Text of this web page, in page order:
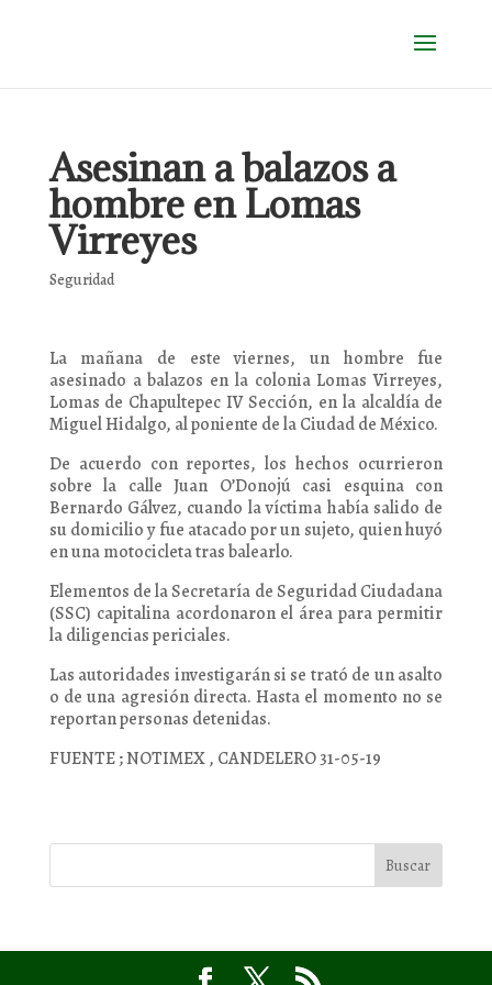
Asesinan a balazos a
hombre en Lomas
Virreyes
Seguridad
La mañana de este viernes, un hombre fue
asesinado a balazos en la colonia Lomas Virreyes,
Lomas de Chapultepec IV Sección, en la alcaldía de
Miguel Hidalgo, al poniente de la Ciudad de México.
De acuerdo con reportes, los hechos ocurrieron
sobre la calle Juan O’Donojú casi esquina con
Bernardo Gálvez, cuando la víctima había salido de
su domicilio y fue atacado por un sujeto, quien huyó
en una motocicleta tras balearlo.
Elementos de la Secretaría de Seguridad Ciudadana
(SSC) capitalina acordonaron el área para permitir
la diligencias periciales.
Las autoridades investigarán si se trató de un asalto
o de una agresión directa. Hasta el momento no se
reportan personas detenidas.
FUENTE ; NOTIMEX , CANDELERO 31-05-19